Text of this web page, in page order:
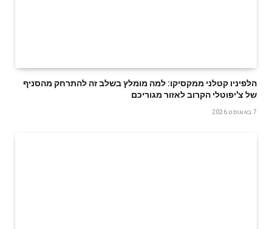
הלפיניו קטלני ממקסיקו: למה מומלץ בשלב זה להתרחק מהסניף
של צ'יפוטלי הקרוב לאזור מגוריכם
7 באוגוסט 2026